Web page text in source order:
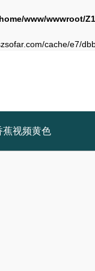
www/wwwroot/
cache/e7/
蕉视频黄色